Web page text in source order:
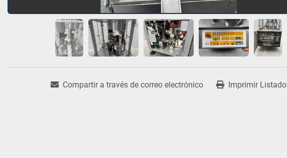
Compartir a través de correo electrónico Imprimir Listado